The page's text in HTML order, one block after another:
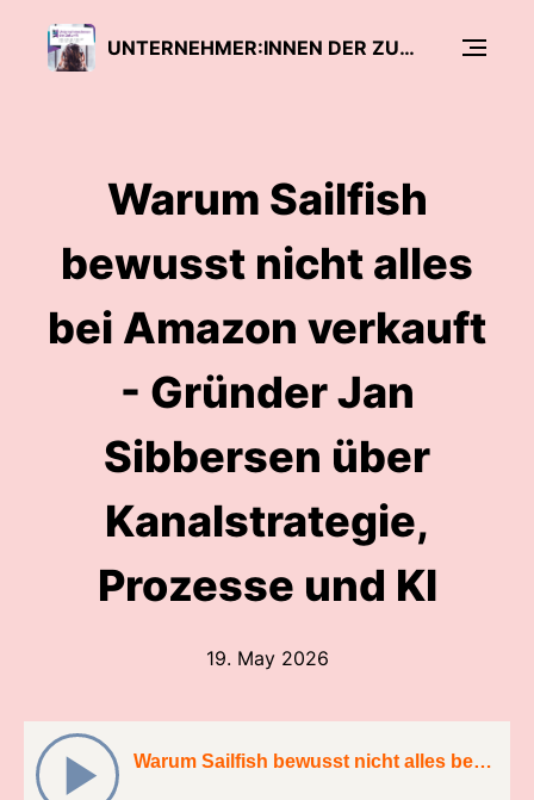
UNTERNEHMER:INNEN DER ZUKUNFT - DER AMAZON PODCAST ZUM MARKETPLACE
Warum Sailfish
bewusst nicht alles
bei Amazon verkauft
- Gründer Jan
Sibbersen über
Kanalstrategie,
Prozesse und KI
19. May 2026
Warum Sailfish bewusst nicht alles bei Amazon verkauft - Gründer Jan Sibbersen über Kanalstrategie, Prozesse und KI